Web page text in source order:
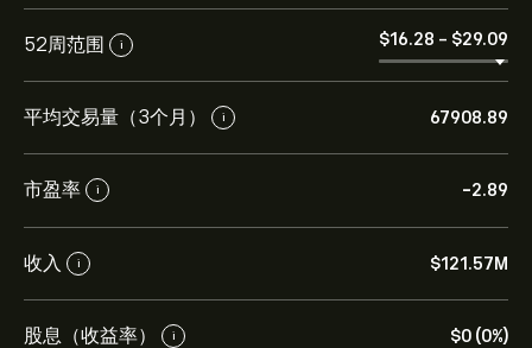
52周范围 i ‎$‎16.28 - ‎$‎29.09
平均交易量（3个月） i 67908.89
市盈率 i -2.89
收入 i ‎$‎121.57M
股息（收益率） i ‎$‎0 (0%)